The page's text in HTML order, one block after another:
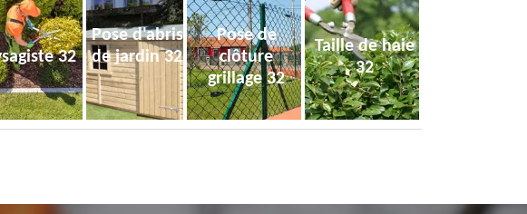
32
Pose d'abris
de jardin 32
Pose de
clôture
grillage 32
Taille de haie
32